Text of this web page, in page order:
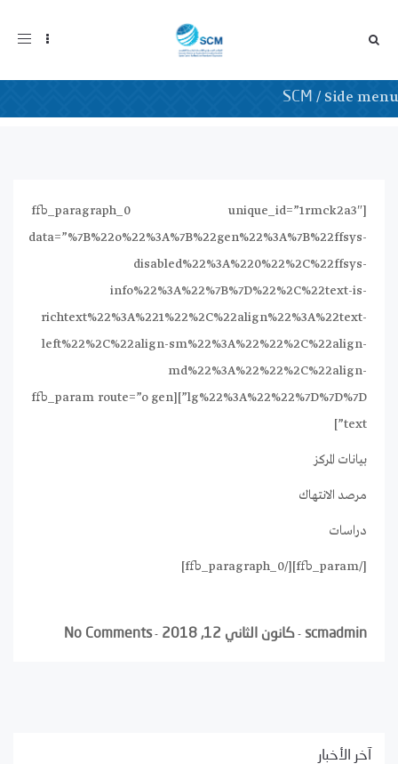
SCM / Side menu
[ffb_paragraph_0 unique_id=”1rmck2a3″
data=”%7B%22o%22%3A%7B%22gen%22%3A%7B%22ffsys-
disabled%22%3A%220%22%2C%22ffsys-
info%22%3A%22%7B%7D%22%2C%22text-is-
richtext%22%3A%221%22%2C%22align%22%3A%22text-
left%22%2C%22align-sm%22%3A%22%22%2C%22align-
md%22%3A%22%22%2C%22align-
lg%22%3A%22%22%7D%7D%7D”][ffb_param route=”o gen
text”]
بيانات المركز
مرصد الانتهاك
دراسات
[/ffb_param][/ffb_paragraph_0]
scmadmin
- كانون الثاني 12, 2018 -
No Comments
آخر الأخبار